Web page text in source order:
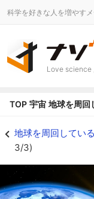
科学を好きな人を増やす
Love science
TOP 宇宙 地球を周回
地球を周回してい
3/3)